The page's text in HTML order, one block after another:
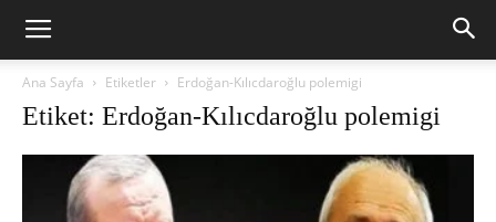
Ana Sayfa Etiketler Erdoğan-Kılıcdaroğlu polemigi
Etiket: Erdoğan-Kılıcdaroğlu polemigi